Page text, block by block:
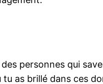
personnes qui
as brillé dans ces